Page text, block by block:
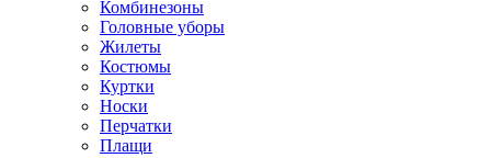
Комбинезоны
Головные уборы
Жилеты
Костюмы
Куртки
Носки
Перчатки
Плащи